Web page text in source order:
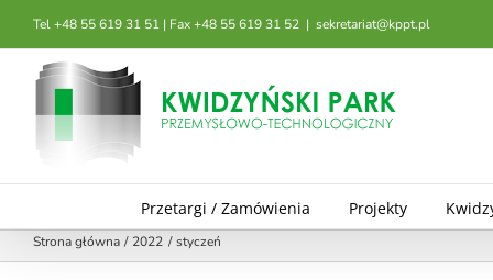
zawartości
Tel +48 55 619 31 51 | Fax +48 55 619 31 52 | sekretariat@kppt.pl
Przetargi / Zamówienia Projekty
Strona główna 2022 styczeń